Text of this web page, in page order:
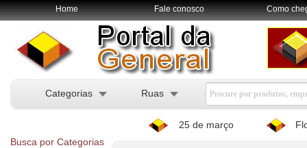
Home Fale conosco Como
Categorias Ruas
25 de março
Busca por Categorias